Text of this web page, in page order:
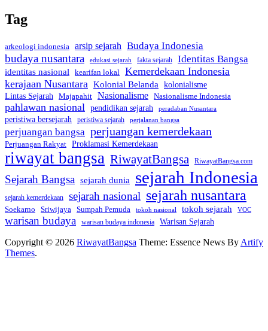
Tag
arkeologi indonesia arsip sejarah Budaya Indonesia
budaya nusantara edukasi sejarah fakta sejarah Identitas Bangsa
identitas nasional kearifan lokal Kemerdekaan Indonesia
kerajaan Nusantara Kolonial Belanda kolonialisme
Lintas Sejarah Majapahit Nasionalisme Nasionalisme Indonesia
pahlawan nasional pendidikan sejarah peradaban Nusantara
peristiwa bersejarah peristiwa sejarah perjalanan bangsa
perjuangan bangsa perjuangan kemerdekaan
Perjuangan Rakyat Proklamasi Kemerdekaan
riwayat bangsa RiwayatBangsa RiwayatBangsa.com
Sejarah Bangsa sejarah dunia sejarah Indonesia
sejarah kemerdekaan sejarah nasional sejarah nusantara
Soekarno Sriwijaya Sumpah Pemuda tokoh nasional tokoh sejarah VOC
warisan budaya warisan budaya indonesia Warisan Sejarah
Copyright © 2026 RiwayatBangsa Theme: Essence News By Artify
Themes.